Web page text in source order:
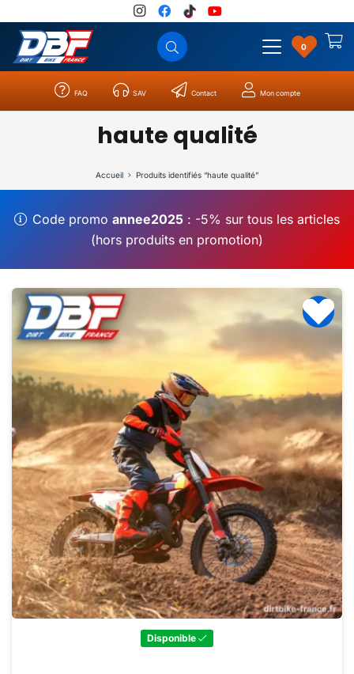
0
FAQ SAV Contact Mon compte
haute qualité
Accueil Produits identifiés “haute qualité”
Code promo annee2025: -5% sur tous les articles
(hors produits en promotion)
Disponible
Catégories Résultats